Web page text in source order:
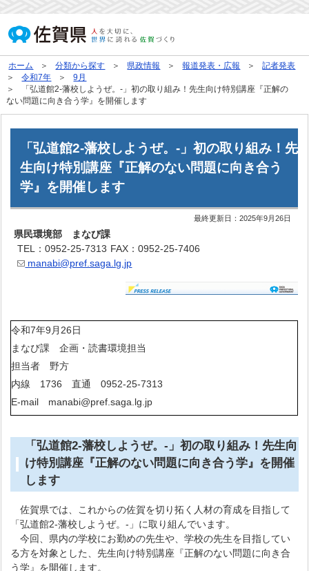
ホーム 分類から探す 県政情報 報道発表・広報
記者発表
令和7年
9月
「弘道館2-藩校しようぜ。-」初の取り組み！先生向け特別講座『正解の
ない問題に向き合う学』を開催します
「弘道館2-藩校しようぜ。-」初の取り組み！先
生向け特別講座『正解のない問題に向き合う
学』を開催します
最終更新日：2025年9月26日
県民環境部 まなび課
TEL：0952-25-7313 FAX：0952-25-7406
manabi@pref.saga.lg.jp
令和7年9月26日
まなび課 企画・読書環境担当
担当者 野方
内線 1736 直通 0952-25-7313
E-mail manabi@pref.saga.lg.jp
「弘道館2-藩校しようぜ。-」初の取り組み！先生向
け特別講座『正解のない問題に向き合う学』を開催
します
佐賀県では、これからの佐賀を切り拓く人材の育成を目指して
「弘道館2-藩校しようぜ。-」に取り組んでいます。
今回、県内の学校にお勤めの先生や、学校の先生を目指してい
る方を対象とした、先生向け特別講座『正解のない問題に向き合
う学』を開催します。